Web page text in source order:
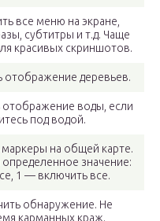
все меню на экране,
субтитры и т.д. Чаще
красивых скриншотов.
отображение деревьев.
воды, если
под водой.
на общей карте.
значение:
1 — включить все.
обнаружение. Не
карманных краж.